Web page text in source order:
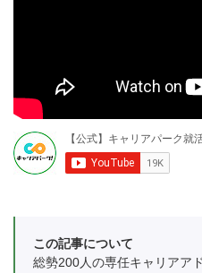
この記事について
総勢200人の専任キャリアア